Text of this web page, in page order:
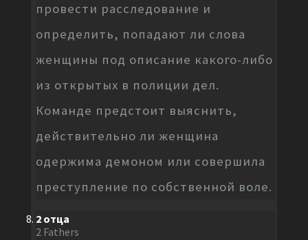
провести расследование и
определить, попадают ли слова
женщины под описание какого-либо
из открытых в полиции дел.
Команде предстоит выяснить,
действительно ли женщина
одержима демоном или совершила
преступление по собственной воле.
2 отца
2 Fathers